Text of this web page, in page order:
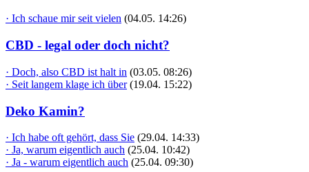
· Ich schaue mir seit vielen (04.05. 14:26)
CBD - legal oder doch nicht?
· Doch, also CBD ist halt in (03.05. 08:26)
· Seit langem klage ich über (19.04. 15:22)
Deko Kamin?
· Ich habe oft gehört, dass Sie (29.04. 14:33)
· Ja, warum eigentlich auch (25.04. 10:42)
· Ja - warum eigentlich auch (25.04. 09:30)